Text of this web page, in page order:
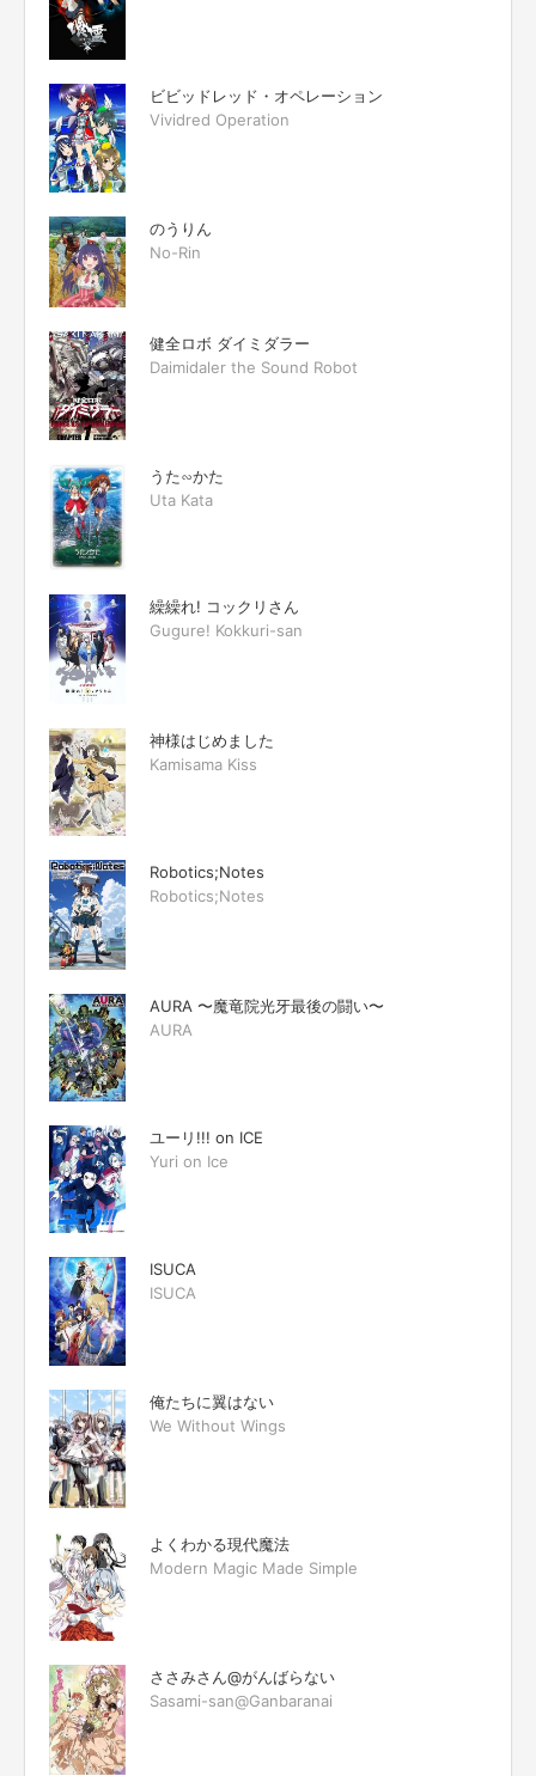
ビビッドレッド・オペレーション
Vividred Operation
のうりん
No-Rin
健全ロボ ダイミダラー
Daimidaler the Sound Robot
うた∽かた
Uta Kata
繰繰れ! コックリさん
Gugure! Kokkuri-san
神様はじめました
Kamisama Kiss
Robotics;Notes
Robotics;Notes
AURA 〜魔竜院光牙最後の闘い〜
AURA
ユーリ!!! on ICE
Yuri on Ice
ISUCA
ISUCA
俺たちに翼はない
We Without Wings
よくわかる現代魔法
Modern Magic Made Simple
ささみさん@がんばらない
Sasami-san@Ganbaranai